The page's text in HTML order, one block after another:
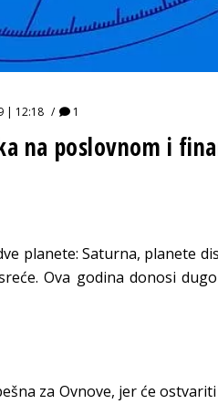
| 12:18 1
na poslovnom i
planete: Saturna, planete
Ova godina donosi
za Ovnove, jer će